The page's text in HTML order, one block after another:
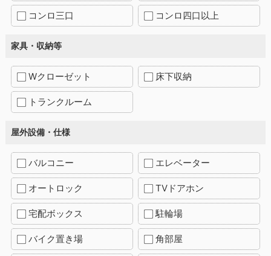
コンロ三口 コンロ四口以上
家具・収納等
Wクローゼット 床下収納
トランクルーム
屋外設備・仕様
バルコニー エレベーター
オートロック TVドアホン
宅配ボックス 駐輪場
バイク置き場 角部屋